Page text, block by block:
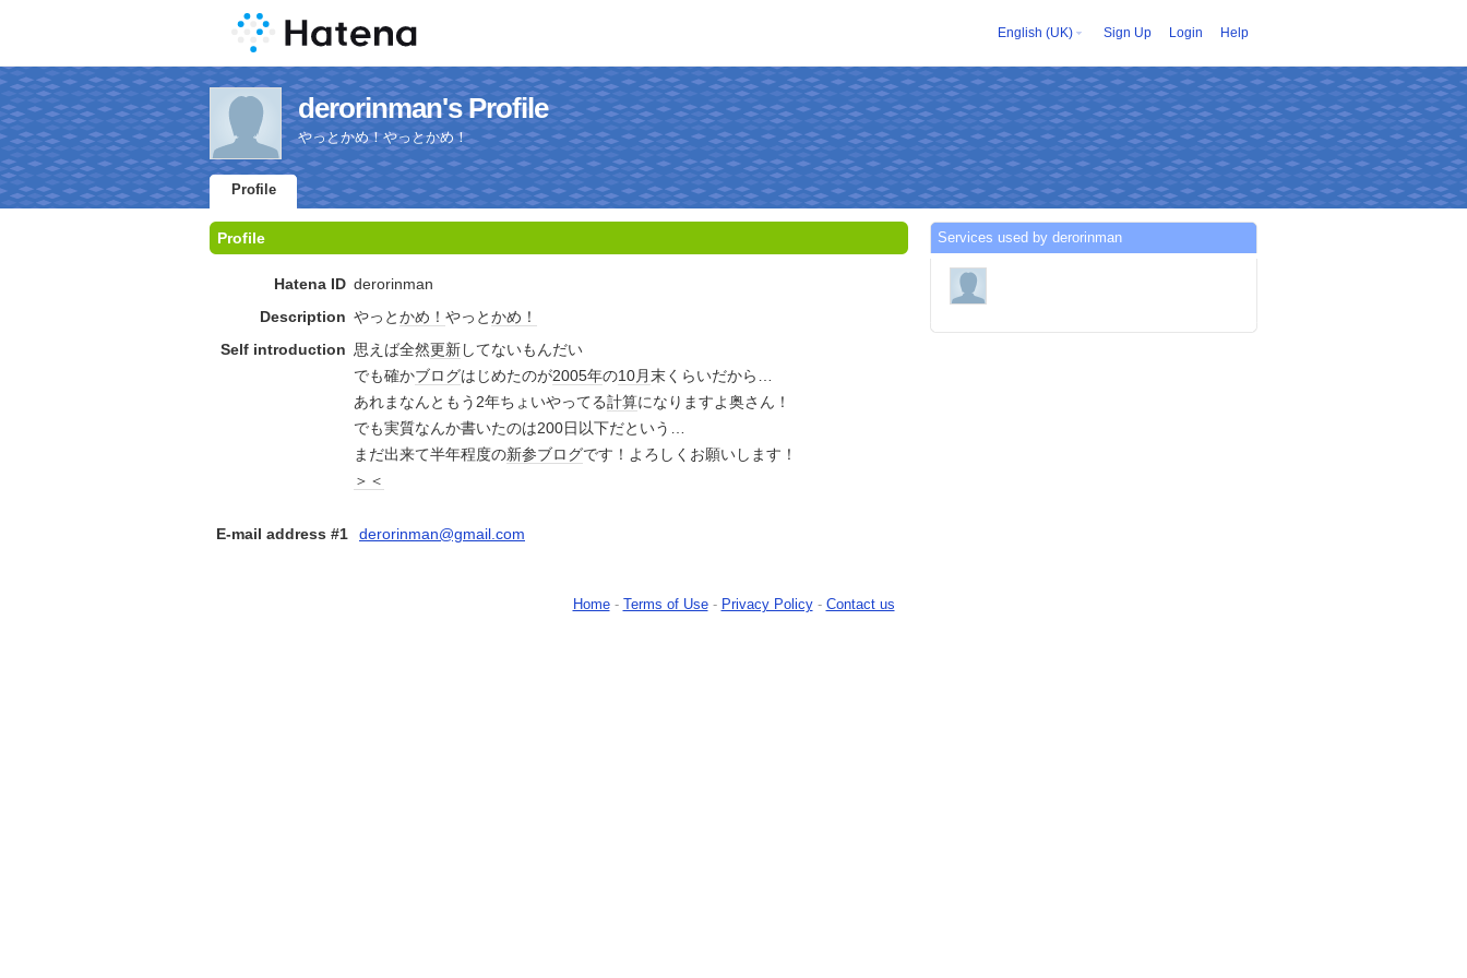
English (UK) Sign Up Login Help
derorinman's Profile
やっとかめ！やっとかめ！
Profile
Profile
Hatena ID derorinman
Description やっとかめ！ やっとかめ！
Self introduction 思えば全然更新してないもんだい
でも確かブログはじめたのが2005年の10月末くらいだから…
あれまなんともう2年ちょいやってる計算になりますよ奥さん！
でも実質なんか書いたのは200日以下だという…
まだ出来て半年程度の新参ブログです！よろしくお願いします！
＞＜
E-mail address #1 derorinman@gmail.com
Services used by derorinman
Home- Terms of Use- Privacy Policy- Contact us